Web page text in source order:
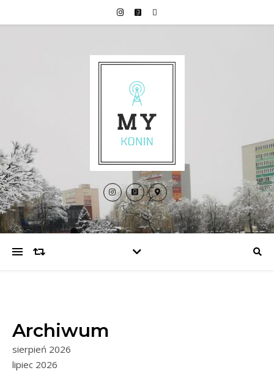
Archiwum
sierpień 2026
lipiec 2026